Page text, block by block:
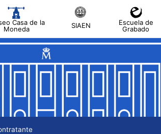
Casa de la
Moneda
SIAEN
Escuela de
Grabado